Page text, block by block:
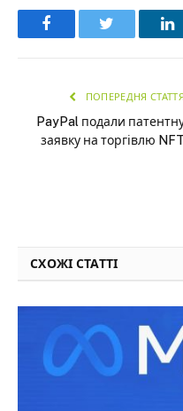
Facebook
ПОПЕРЕДНЯ СТАТТЯ
PayPal подали
заявку на торгівлю NFT
СХОЖІ СТАТТІ